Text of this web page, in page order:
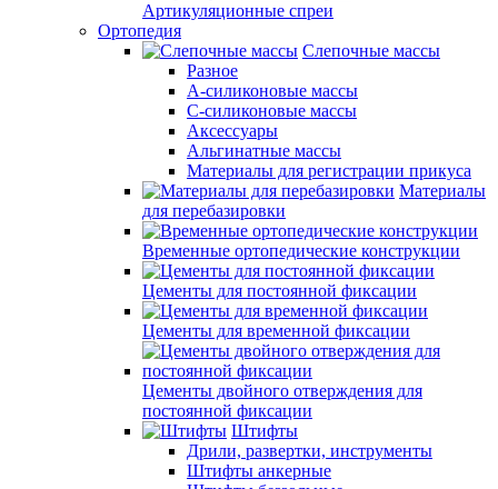
Артикуляционные спреи
Ортопедия
Слепочные массы
Разное
А-силиконовые массы
С-силиконовые массы
Аксессуары
Альгинатные массы
Материалы для регистрации прикуса
Материалы
для перебазировки
Временные ортопедические конструкции
Цементы для постоянной фиксации
Цементы для временной фиксации
Цементы двойного отверждения для
постоянной фиксации
Штифты
Дрили, развертки, инструменты
Штифты анкерные